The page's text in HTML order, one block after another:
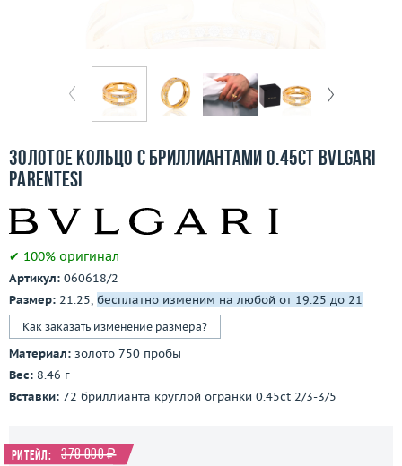
Покупка и оплата
О компании
Контакты
3D-тур по шоуруму
Золотое кольцо с бриллиантами 0.45ct Bvlgari
Parentesi
✔ 100% оригинал
Артикул: 060618/2
Размер: 21.25, бесплатно изменим на любой от 19.25 до 21
Как заказать изменение размера?
Материал: золото 750 пробы
Вес: 8.46 г
Вставки: 72 бриллианта круглой огранки 0.45ct 2/3-3/5
Ритейл: 378 000 ₽